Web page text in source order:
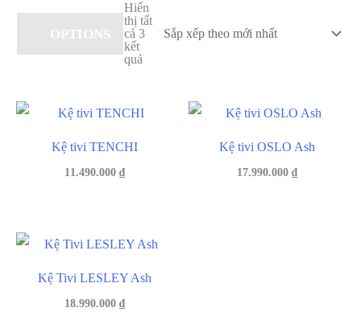
OPTIONS
Hiển
thị tất
cả 3
kết
quả
Kệ tivi TENCHI
11.490.000 ₫
Kệ tivi OSLO Ash
17.990.000 ₫
Kệ Tivi LESLEY Ash
18.990.000 ₫